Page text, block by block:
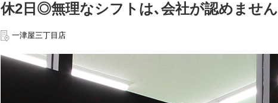
休2日◎無理なシフトは､会社が認めません
一津屋三丁目店